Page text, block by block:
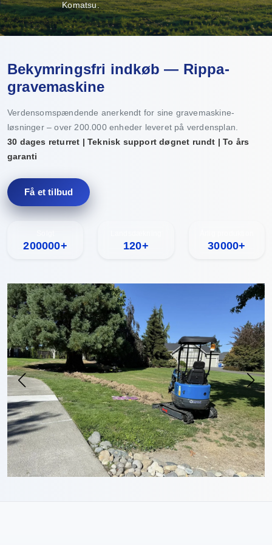
Komatsu.
Bekymringsfri indkøb — Rippa-
gravemaskine
Verdensomspændende anerkendt for sine gravemaskine-
løsninger – over 200.000 enheder leveret på verdensplan.
30 dages returret | Teknisk support døgnet rundt | To års
garanti
Få et tilbud
200000+ 120+ 30000+